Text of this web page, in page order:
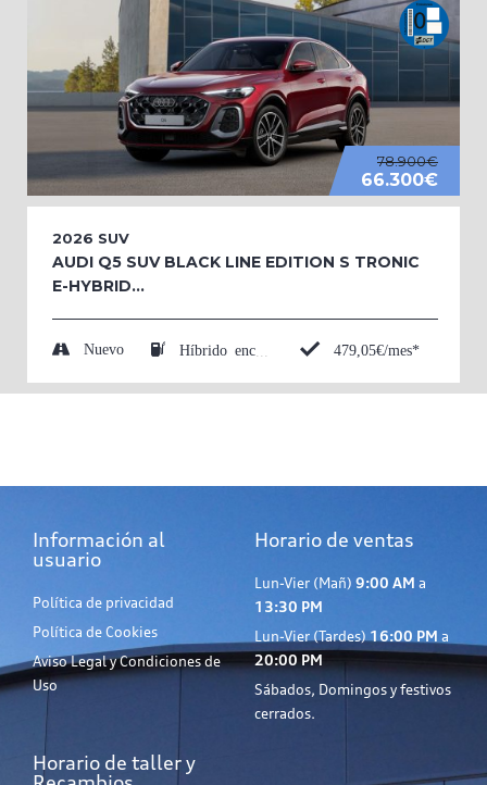
78.900€
66.300€
2026 SUV
AUDI Q5 SUV BLACK LINE EDITION S TRONIC
E-HYBRID...
Nuevo 479,05€/mes*
Información al
usuario
Política de privacidad
Política de Cookies
Aviso Legal y Condiciones de
Uso
Horario de ventas
Lun-Vier (Mañ) 9:00 AM a
13:30 PM
Lun-Vier (Tardes)16:00 PM a
20:00 PM
Sábados, Domingos y festivos
cerrados.
Horario de taller y